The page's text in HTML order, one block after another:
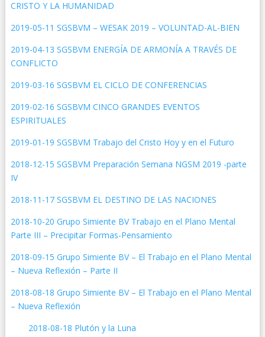
CRISTO Y LA HUMANIDAD
2019-05-11 SGSBVM – WESAK 2019 – VOLUNTAD-AL-BIEN
2019-04-13 SGSBVM ENERGÍA DE ARMONÍA A TRAVÉS DE
CONFLICTO
2019-03-16 SGSBVM EL CICLO DE CONFERENCIAS
2019-02-16 SGSBVM CINCO GRANDES EVENTOS
ESPIRITUALES
2019-01-19 SGSBVM Trabajo del Cristo Hoy y en el Futuro
2018-12-15 SGSBVM Preparación Semana NGSM 2019 -parte
IV
2018-11-17 SGSBVM EL DESTINO DE LAS NACIONES
2018-10-20 Grupo Simiente BV Trabajo en el Plano Mental
Parte III – Precipitar Formas-Pensamiento
2018-09-15 Grupo Simiente BV – El Trabajo en el Plano Mental
– Nueva Reflexión – Parte II
2018-08-18 Grupo Simiente BV – El Trabajo en el Plano Mental
– Nueva Reflexión
2018-08-18 Plutón y la Luna